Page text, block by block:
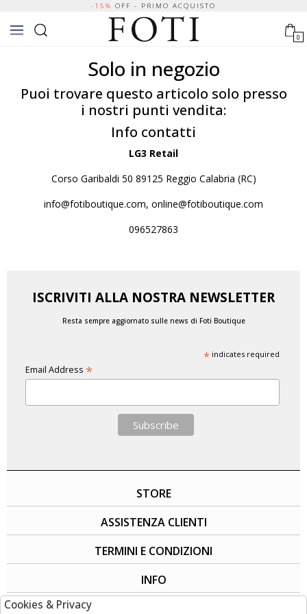
-15% OFF - PRIMO ACQUISTO
0
Solo in negozio
Puoi trovare questo articolo solo presso
i nostri punti vendita:
Info contatti
LG3 Retail
Corso Garibaldi 50 89125 Reggio Calabria (RC)
info@fotiboutique.com, online@fotiboutique.com
096527863
ISCRIVITI ALLA NOSTRA NEWSLETTER
Resta sempre aggiornato sulle news di Foti Boutique
*indicates required
Email Address *
STORE
ASSISTENZA CLIENTI
TERMINI E CONDIZIONI
INFO
Cookies & Privacy